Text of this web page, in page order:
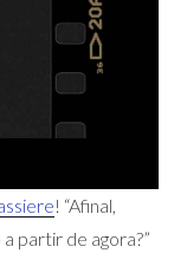
! “Afinal,
partir de agora?”